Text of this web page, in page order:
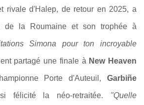
rivale d'Halep, de retour en 2025, a
de la Roumaine et son trophée à
Simona pour ton incroyable
partagé une finale à New Heaven
Porte d'Auteuil, Garbiñe
félicité la néo-retraitée. "Quelle